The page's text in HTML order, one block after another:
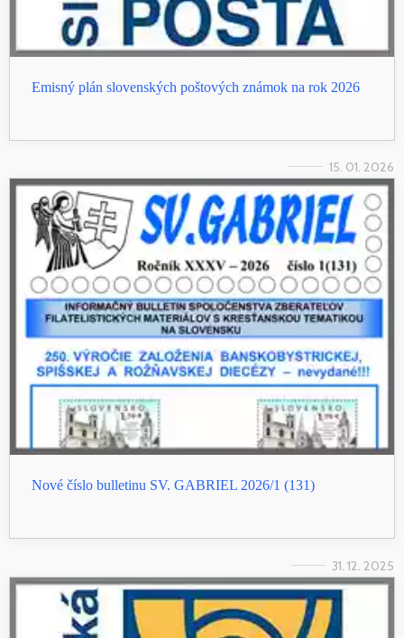
Emisný plán slovenských poštových známok na rok 2026
15. 01. 2026
Nové číslo bulletinu SV. GABRIEL 2026/1 (131)
31. 12. 2025